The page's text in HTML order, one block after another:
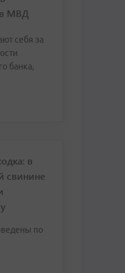
в МВД
себя за
банка,
в
свинине
по